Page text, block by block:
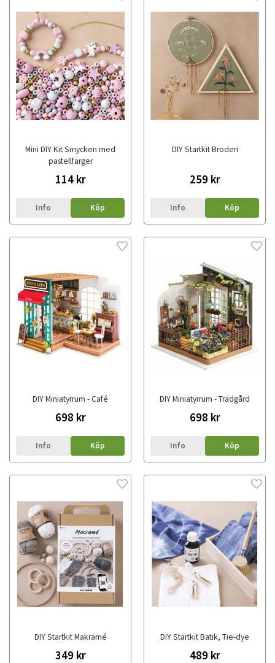
Mini DIY Kit Smycken med
pastellfärger
114 kr
Info Köp
DIY Startkit Broderi
259 kr
Info Köp
DIY Miniatyrrum - Café
698 kr
Info Köp
DIY Miniatyrrum - Trädgård
698 kr
Info Köp
DIY Startkit Makramé
349 kr
DIY Startkit Batik, Tie-dye
489 kr